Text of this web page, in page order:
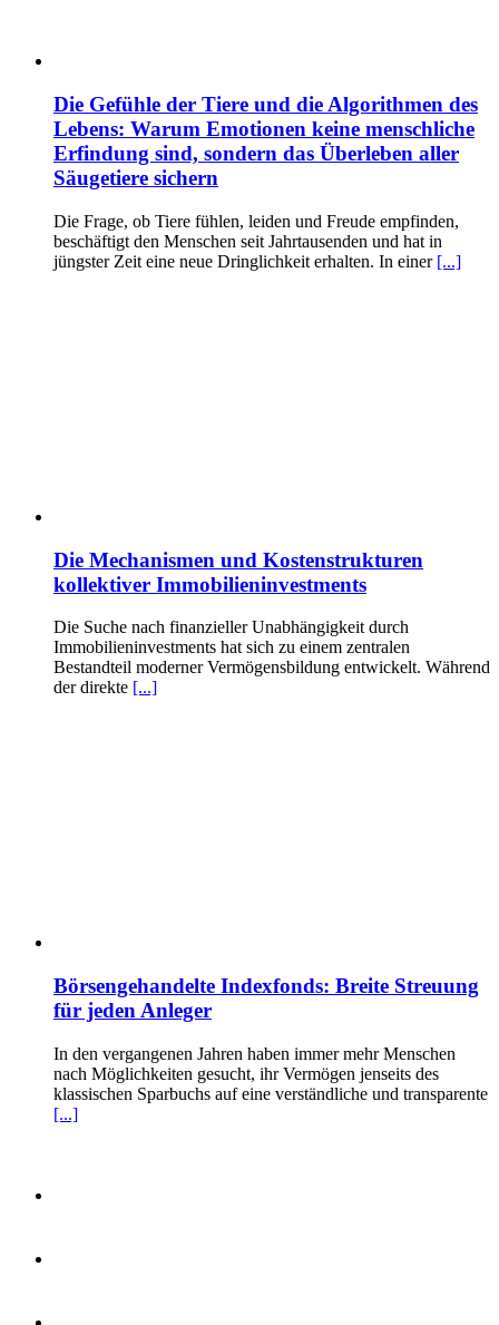
Die Gefühle der Tiere und die Algorithmen des
Lebens: Warum Emotionen keine menschliche
Erfindung sind, sondern das Überleben aller
Säugetiere sichern
Die Frage, ob Tiere fühlen, leiden und Freude empfinden,
beschäftigt den Menschen seit Jahrtausenden und hat in
jüngster Zeit eine neue Dringlichkeit erhalten. In einer [...]
Die Mechanismen und Kostenstrukturen
kollektiver Immobilieninvestments
Die Suche nach finanzieller Unabhängigkeit durch
Immobilieninvestments hat sich zu einem zentralen
Bestandteil moderner Vermögensbildung entwickelt. Während
der direkte [...]
Börsengehandelte Indexfonds: Breite Streuung
für jeden Anleger
In den vergangenen Jahren haben immer mehr Menschen
nach Möglichkeiten gesucht, ihr Vermögen jenseits des
klassischen Sparbuchs auf eine verständliche und transparente
[...]